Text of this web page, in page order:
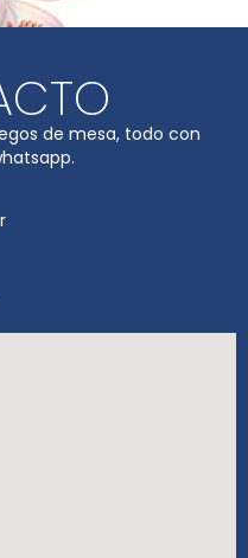
de mesa, todo con